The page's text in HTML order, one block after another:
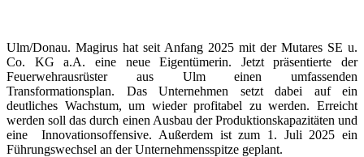
Ulm/Donau. Magirus hat seit Anfang 2025 mit der Mutares SE u.
Co. KG a.A. eine neue Eigentümerin. Jetzt präsentierte der
Feuerwehrausrüster aus Ulm einen umfassenden
Transformationsplan. Das Unternehmen setzt dabei auf ein
deutliches Wachstum, um wieder profitabel zu werden. Erreicht
werden soll das durch einen Ausbau der Produktionskapazitäten und
eine Innovationsoffensive. Außerdem ist zum 1. Juli 2025 ein
Führungswechsel an der Unternehmensspitze geplant.